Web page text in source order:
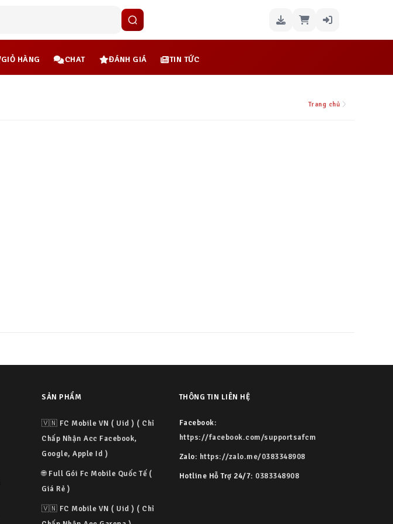
GIỎ HÀNG CHAT ĐÁNH GIÁ TIN TỨC
Trang chủ
SẢN PHẨM
🇻🇳 FC Mobile VN ( Uid ) ( Chỉ
Chấp Nhận Acc Facebook,
Google, Apple Id )
🌐 Full Gói Fc Mobile Quốc Tế (
Giá Rẻ )
🇻🇳 FC Mobile VN ( Uid ) ( Chỉ
THÔNG TIN LIÊN HỆ
Facebook:
https://facebook.com/supportsafcm
Zalo: https://zalo.me/0383348908
Hotline Hỗ Trợ 24/7: 0383348908